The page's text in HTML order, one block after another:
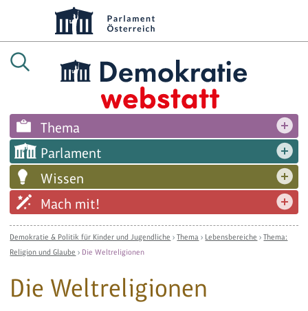
Thema
Parlament
Wissen
Mach mit!
Demokratie & Politik für Kinder und Jugendliche ›Thema › Lebensbereiche ›Thema:
Religion und Glaube › Die Weltreligionen
Die Weltreligionen